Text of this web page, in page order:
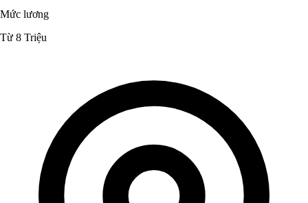
Mức lương
Từ 8 Triệu